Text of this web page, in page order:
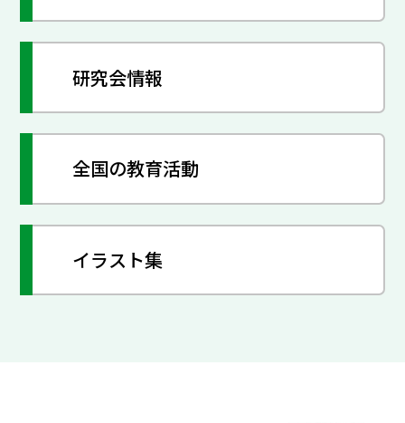
研究会情報
全国の教育活動
イラスト集